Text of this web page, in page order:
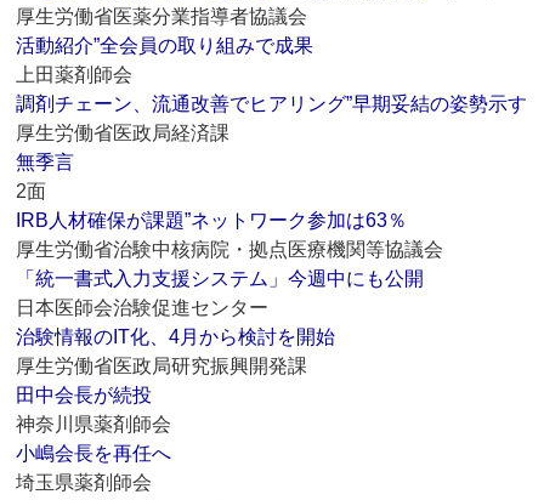
厚生労働省医薬分業指導者協議会
活動紹介”全会員の取り組みで成果
上田薬剤師会
調剤チェーン、流通改善でヒアリング”早期妥結の姿勢示す
厚生労働省医政局経済課
無季言
2面
IRB人材確保が課題”ネットワーク参加は63％
厚生労働省治験中核病院・拠点医療機関等協議会
「統一書式入力支援システム」今週中にも公開
日本医師会治験促進センター
治験情報のIT化、4月から検討を開始
厚生労働省医政局研究振興開発課
田中会長が続投
神奈川県薬剤師会
小嶋会長を再任へ
埼玉県薬剤師会